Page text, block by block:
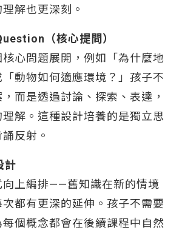
解也更深刻。
（核心提問）
心問題展開，例如「為什麼地
動物如何適應環境？」孩子不
而是透過討論、探索、表達，
解。這種設計培養的是獨立思
反射。
計
向上編排——舊知識在新的情境
都有更深的延伸。孩子不需要
每個概念都會在後續課程中自然